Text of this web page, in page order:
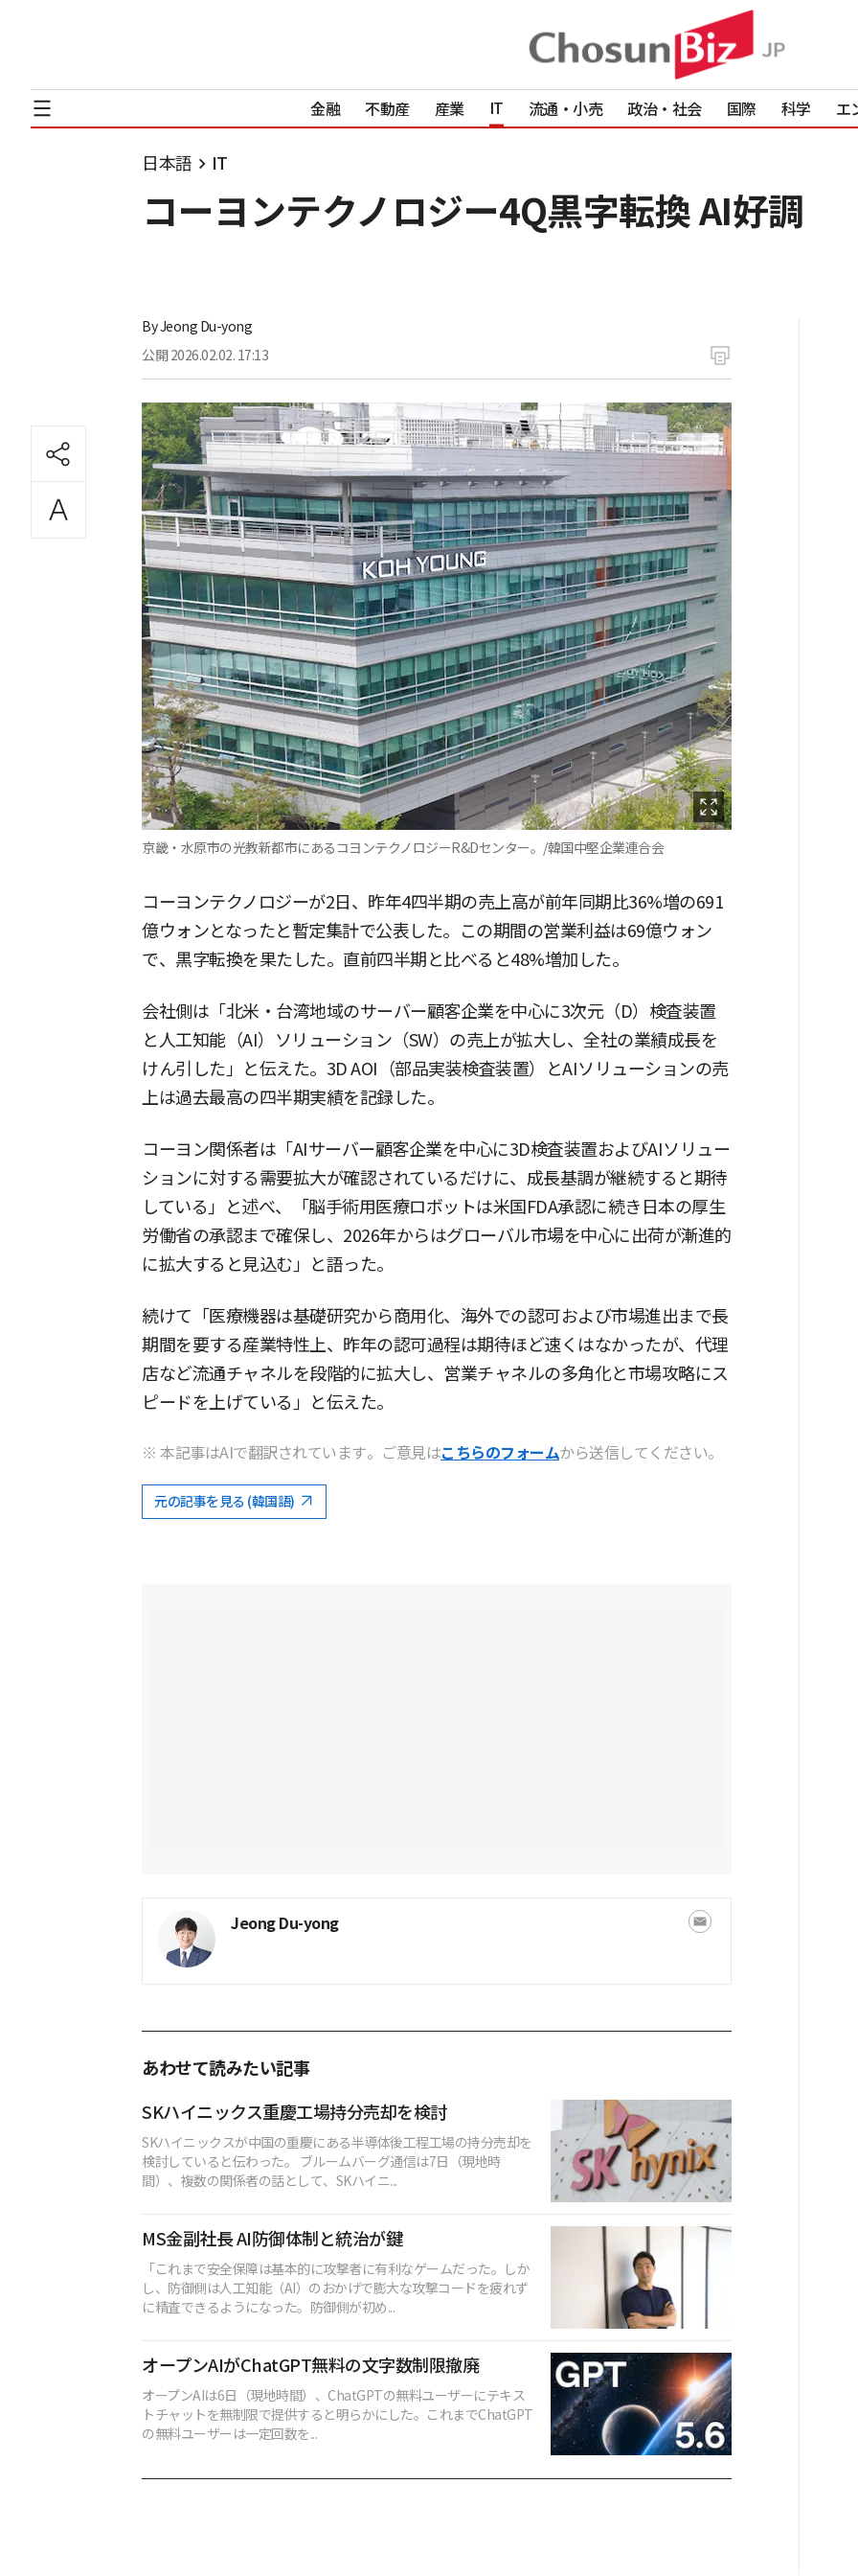
金融 不動産 産業 IT 流通・小売 政治・社会 国際 科学 エ
日本語 IT
コーヨンテクノロジー4Q黒字転換 AI好調
ByJeong Du-yong
公開 2026.02.02. 17:13
京畿・水原市の光教新都市にあるコヨンテクノロジーR&Dセンター。/韓国中堅企業連合会
コーヨンテクノロジーが2日、昨年4四半期の売上高が前年同期比36%増の691
億ウォンとなったと暫定集計で公表した。この期間の営業利益は69億ウォン
で、黒字転換を果たした。直前四半期と比べると48%増加した。
会社側は「北米・台湾地域のサーバー顧客企業を中心に3次元（D）検査装置
と人工知能（AI）ソリューション（SW）の売上が拡大し、全社の業績成長を
けん引した」と伝えた。3D AOI（部品実装検査装置）とAIソリューションの売
上は過去最高の四半期実績を記録した。
コーヨン関係者は「AIサーバー顧客企業を中心に3D検査装置およびAIソリュー
ションに対する需要拡大が確認されているだけに、成長基調が継続すると期待
している」と述べ、「脳手術用医療ロボットは米国FDA承認に続き日本の厚生
労働省の承認まで確保し、2026年からはグローバル市場を中心に出荷が漸進的
に拡大すると見込む」と語った。
続けて「医療機器は基礎研究から商用化、海外での認可および市場進出まで長
期間を要する産業特性上、昨年の認可過程は期待ほど速くはなかったが、代理
店など流通チャネルを段階的に拡大し、営業チャネルの多角化と市場攻略にス
ピードを上げている」と伝えた。
※ 本記事はAIで翻訳されています。ご意見はこちらのフォームから送信してください。
元の記事を見る (韓国語)
Jeong Du-yong
あわせて読みたい記事
SKハイニックス重慶工場持分売却を検討
SKハイニックスが中国の重慶にある半導体後工程工場の持分売却を
検討していると伝わった。 ブルームバーグ通信は7日（現地時
間）、複数の関係者の話として、SKハイニ...
MS金副社長 AI防御体制と統治が鍵
「これまで安全保障は基本的に攻撃者に有利なゲームだった。しか
し、防御側は人工知能（AI）のおかげで膨大な攻撃コードを疲れず
に精査できるようになった。防御側が初め...
オープンAIがChatGPT無料の文字数制限撤廃
オープンAIは6日（現地時間）、ChatGPTの無料ユーザーにテキス
トチャットを無制限で提供すると明らかにした。これまでChatGPT
の無料ユーザーは一定回数を...